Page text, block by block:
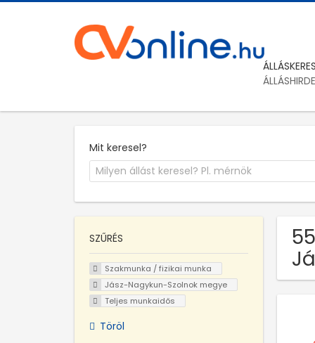
Mit keresel?
SZŰRÉS
Szakmunka / fizikai munka
Jász-Nagykun-Szolnok megye
Teljes munkaidős
Töröl